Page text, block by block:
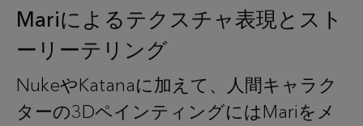
Mariによるテクスチャ表現とスト
ーリーテリング
NukeやKatanaに加えて、人間キャラク
ターの3DペインティングにはMariをメ